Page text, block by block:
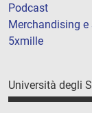
Podcast
Merchandising e
5xmille
Università degli